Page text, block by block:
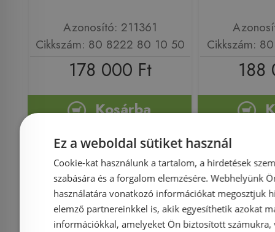
Azonosító: 211361
Cikkszám: 80 8222 80 10 50
178 000 Ft
Kosárba
Cikkszám:
188
-5%
Rendelésre Rendelésre
Ez a weboldal sütiket használ
Cookie-kat használunk a tartalom, a hirdetések
szabására és a forgalom elemzésére. Webhelyünk
használatára vonatkozó információkat megosztjuk
elemző partnereinkkel is, akik egyesíthetik azokat
információkkal, amelyeket Ön biztosított számukra,